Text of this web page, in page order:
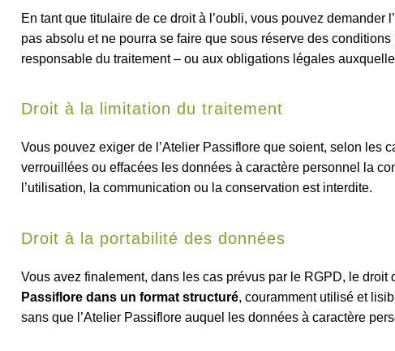
En tant que titulaire de ce droit à l’oubli, vous pouvez demander l’
pas absolu et ne pourra se faire que sous réserve des
responsable du traitement – ou aux obligations légales
Droit à la limitation du traitement
Vous pouvez exiger de l’Atelier Passiflore que soient, selon les
verrouillées ou effacées les données à caractère personnel la
l’utilisation, la communication ou la conservation est interdite.
Droit à la portabilité des données
Vous avez finalement, dans les cas prévus par le RGPD, le droit
Passiflore dans un format structuré, couramment utilisé et
sans que l’Atelier Passiflore auquel les données à caractère